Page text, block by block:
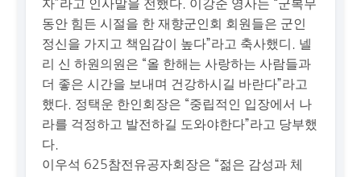
자”라고 인사말을 전했다. 이강준 영사는 “군복무
동안 힘든 시절을 한 재향군인회 회원들은 군인
정신을 가지고 책임감이 높다”라고 축사했디. 넬
리 신 하원의원은 “올 한해는 사랑하는 사람들과
더 좋은 시간을 보내며 건강하시길 바란다”라고
했다. 정택운 한인회장은 “중립적인 입장에서 나
라를 걱정하고 발전하길 도와야한다”라고 당부했
다.
이우석 625참전유공자회장은 “젊은 감성과 체